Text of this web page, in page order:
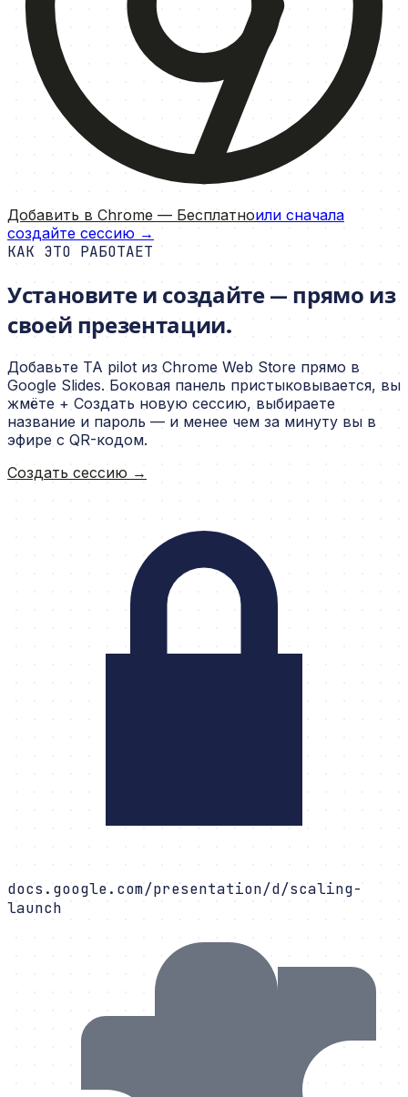
Добавить в Chrome — Бесплатноили сначала
создайте сессию →
КАК ЭТО РАБОТАЕТ
Установите и создайте — прямо из
своей презентации.
Добавьте TA pilot из Chrome Web Store прямо в
Google Slides. Боковая панель пристыковывается, вы
жмёте + Создать новую сессию, выбираете
название и пароль — и менее чем за минуту вы в
эфире с QR-кодом.
Создать сессию →
docs.google.com/presentation/d/scaling-
launch